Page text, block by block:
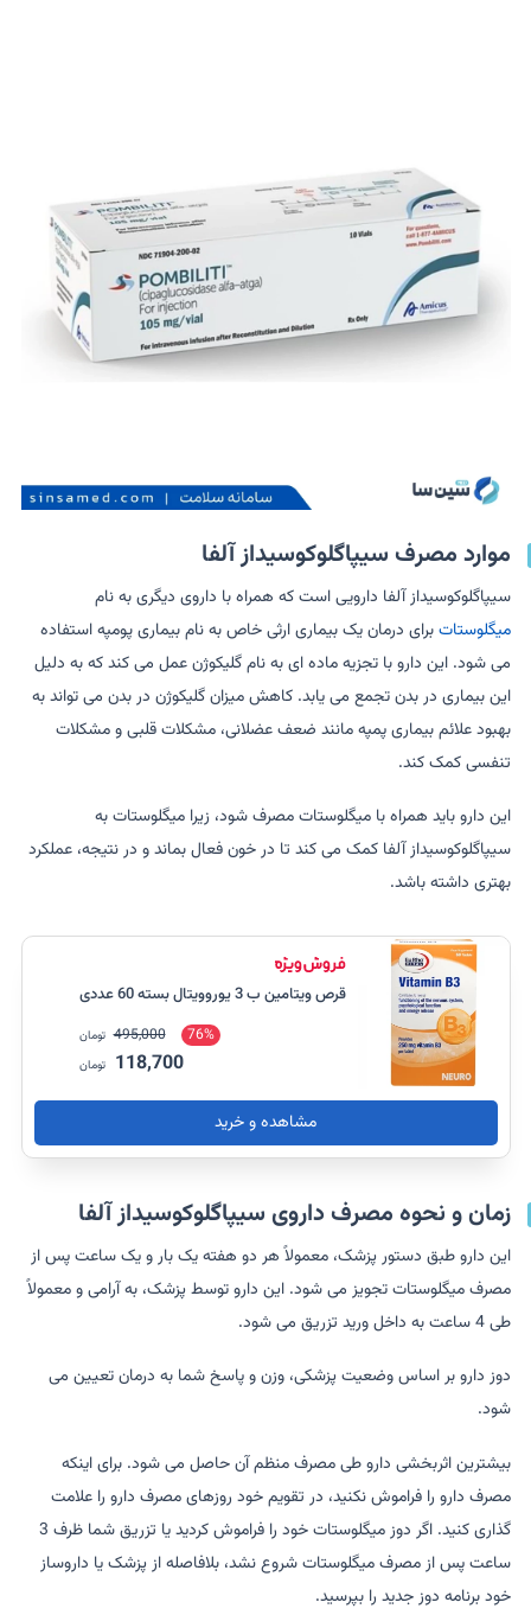
موارد مصرف سیپاگلوکوسیداز آلفا
سیپاگلوکوسیداز آلفا دارویی است که همراه با داروی دیگری به نام
میگلوستاتبرای درمان یک بیماری ارثی خاص به نام بیماری پومپه استفاده
می شود. این دارو با تجزیه ماده ای به نام گلیکوژن عمل می کند که به دلیل
این بیماری در بدن تجمع می یابد. کاهش میزان گلیکوژن در بدن می تواند به
بهبود علائم بیماری پمپه مانند ضعف عضلانی، مشکلات قلبی و مشکلات
تنفسی کمک کند.
این دارو باید همراه با میگلوستات مصرف شود، زیرا میگلوستات به
سیپاگلوکوسیداز آلفا کمک می کند تا در خون فعال بماند و در نتیجه، عملکرد
بهتری داشته باشد.
قرص ویتامین ب 3 یوروویتال بسته 60 عددی
76%
495,000 تومان
118,700 تومان
مشاهده و خرید
زمان و نحوه مصرف داروی سیپاگلوکوسیداز آلفا
این دارو طبق دستور پزشک، معمولاً هر دو هفته یک بار و یک ساعت پس از
مصرف میگلوستات تجویز می شود. این دارو توسط پزشک، به آرامی و معمولاً
طی 4 ساعت به داخل ورید تزریق می شود.
دوز دارو بر اساس وضعیت پزشکی، وزن و پاسخ شما به درمان تعیین می
شود.
بیشترین اثربخشی دارو طی مصرف منظم آن حاصل می شود. برای اینکه
مصرف دارو را فراموش نکنید، در تقویم خود روزهای مصرف دارو را علامت
گذاری کنید. اگر دوز میگلوستات خود را فراموش کردید یا تزریق شما ظرف 3
ساعت پس از مصرف میگلوستات شروع نشد، بلافاصله از پزشک یا داروساز
خود برنامه دوز جدید را بپرسید.